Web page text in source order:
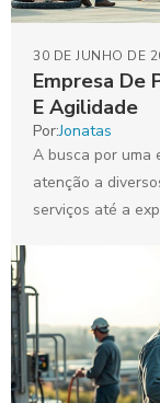
Empresa De
E Agilidade
30 DE JUNHO DE
Por:Jonatas
A busca por uma
atenção a
serviços até a